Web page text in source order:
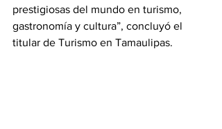
prestigiosas del mundo en turismo,
gastronomía y cultura”, concluyó el
titular de Turismo en Tamaulipas.